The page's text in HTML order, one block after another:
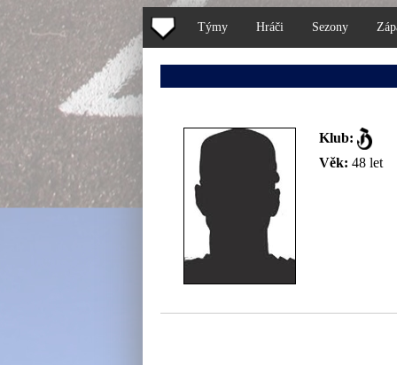
Týmy Hráči Sezony
Klub:
Věk: 48 let